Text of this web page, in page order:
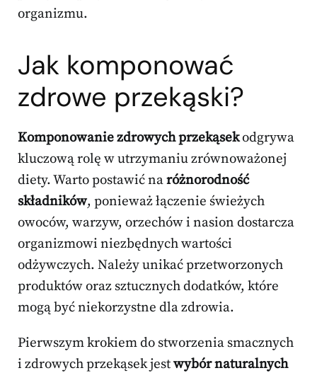
organizmu.
Jak komponować
zdrowe przekąski?
Komponowanie zdrowych przekąsekodgrywa
kluczową rolę w utrzymaniu zrównoważonej
diety. Warto postawić naróżnorodność
składników, ponieważ łączenie świeżych
owoców, warzyw, orzechów i nasion dostarcza
organizmowi niezbędnych wartości
odżywczych. Należy unikać przetworzonych
produktów oraz sztucznych dodatków, które
mogą być niekorzystne dla zdrowia.
Pierwszym krokiem do stworzenia smacznych
i zdrowych przekąsek jestwybór naturalnych